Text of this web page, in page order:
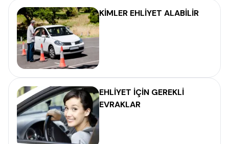
KİMLER EHLİYET ALABİLİR
EHLİYET İÇİN GEREKLİ
EVRAKLAR